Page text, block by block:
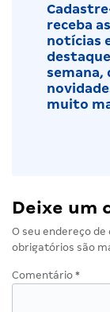
receba as
notícias
semana,
muito
Deixe um
O seu endereço
obrigatórios são
Comentário *